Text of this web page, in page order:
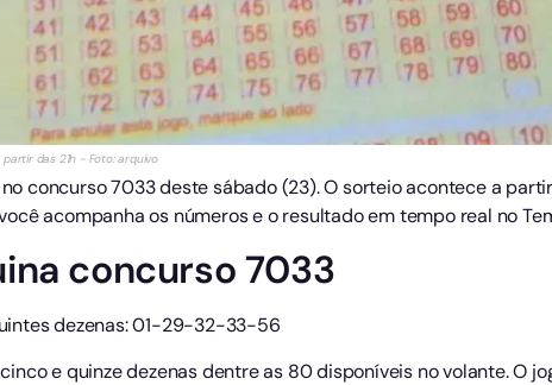
das 21h - Foto: arquivo
concurso 7033 deste sábado (23). O sorteio acontece a
acompanha os números e o resultado em tempo real no
concurso 7033
dezenas: 01-29-32-33-56
e quinze dezenas dentre as 80 disponíveis no volante. O